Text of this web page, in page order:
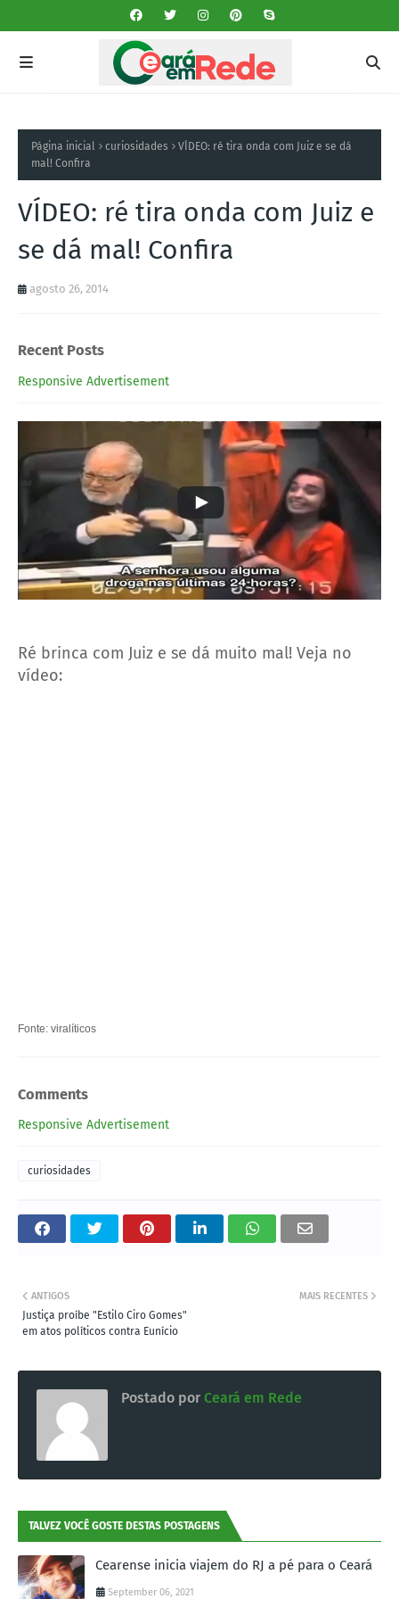
Página inicial curiosidades
VÍDEO: ré tira onda com Juiz e se dá
mal! Confira
VÍDEO: ré tira onda com Juiz e
se dá mal! Confira
agosto 26, 2014
Recent Posts
Responsive Advertisement
Ré brinca com Juiz e se dá muito mal! Veja no
vídeo:
Fonte: viralíticos
Comments
Responsive Advertisement
curiosidades
MAIS RECENTES
ANTIGOS
Justiça proíbe "Estilo Ciro Gomes"
em atos políticos contra Eunício
Postado por Ceará em Rede
TALVEZ VOCÊ GOSTE DESTAS POSTAGENS
Cearense inicia viajem do RJ a pé para o Ceará
September 06, 2021